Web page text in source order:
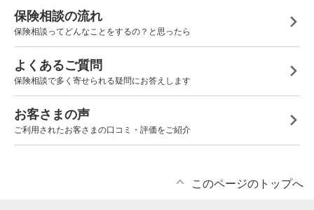
保険相談の流れ
保険相談ってどんなことをするの？と思ったら
よくあるご質問
保険相談で多く寄せられる疑問にお答えします
お客さまの声
ご利用されたお客さまの口コミ・評価をご紹介
このページのトップへ